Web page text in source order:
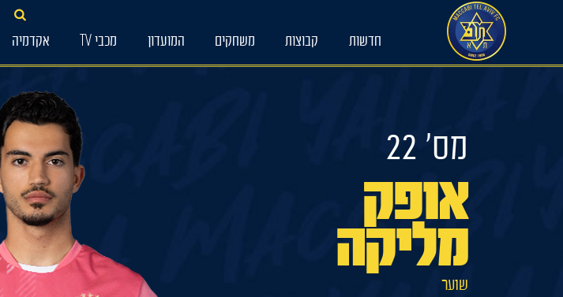
חדשות קבוצות משחקים המועדון מכבי TV אקדמיה
מס׳ 22
אופק
מליקה
שוער